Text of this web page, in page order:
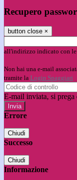
Recupero
button close ×
all'indirizzo indicato con le
Non hai una e-mail
tramite la Login Spaggiari
E-mail inviata, si prega
Errore
Chiudi
Successo
Chiudi
Informazione